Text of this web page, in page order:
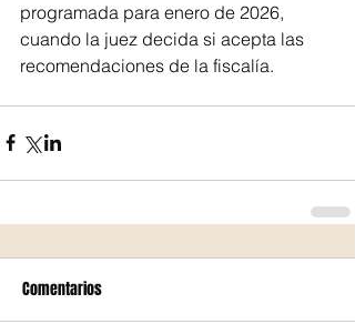
programada para enero de 2026,
cuando la juez decida si acepta las
recomendaciones de la fiscalía.
Comentarios